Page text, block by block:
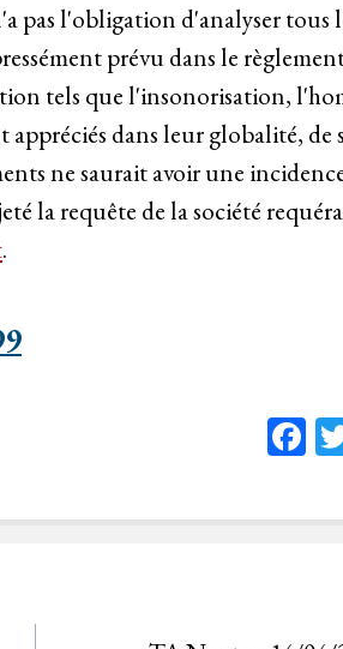
pas l'obligation d'analyser tous
prévu dans le
tels que l'insonorisation,
dans leur globalité, de
ne saurait avoir une
la requête de la société
.
Fa
bo